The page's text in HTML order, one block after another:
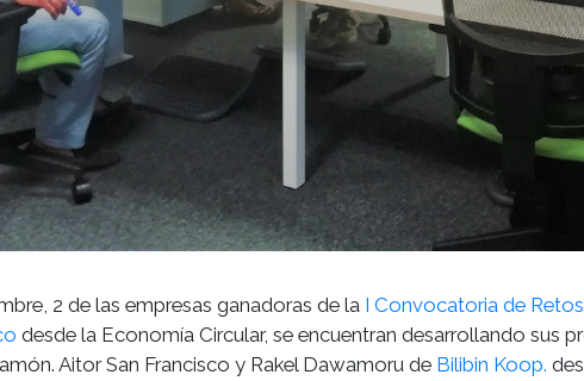
2 de las empresas ganadoras de la I Convocatoria de
desde la Economía Circular, se encuentran desarrollando sus
Aitor San Francisco y Rakel Dawamoru deBilibin Koop.